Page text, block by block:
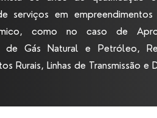
serviços em
como no caso de
de Gás Natural e Petróleo,
Rurais, Linhas de Transmissão